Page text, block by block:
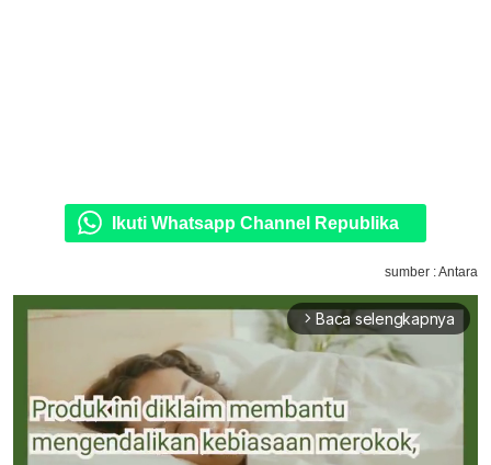
Ikuti Whatsapp Channel Republika
sumber : Antara
arrow_forward_ios Baca selengkapnya